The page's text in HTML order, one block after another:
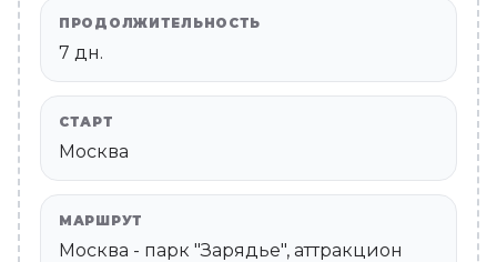
ПРОДОЛЖИТЕЛЬНОСТЬ
7 дн.
СТАРТ
Москва
МАРШРУТ
Москва - парк "Зарядье", аттракцион